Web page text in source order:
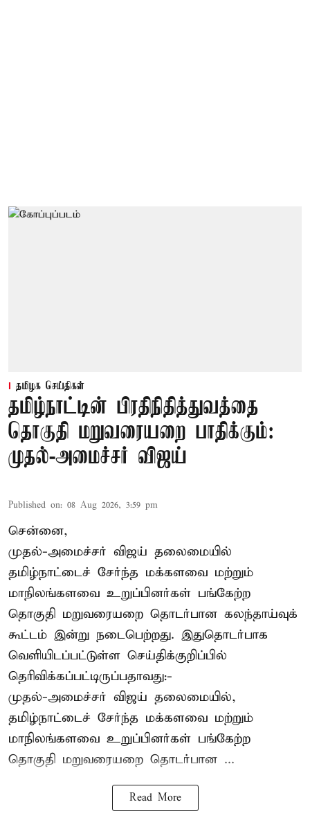
தமிழக செய்திகள்
தமிழ்நாட்டின் பிரதிநிதித்துவத்தை
தொகுதி மறுவரையறை பாதிக்கும்:
முதல்-அமைச்சர் விஜய்
Published on: 08 Aug 2026, 3:59 pm
சென்னை,
முதல்-அமைச்சர் விஜய் தலைமையில்
தமிழ்நாட்டைச் சேர்ந்த மக்களவை மற்றும்
மாநிலங்களவை உறுப்பினர்கள் பங்கேற்ற
தொகுதி மறுவரையறை தொடர்பான கலந்தாய்வுக்
கூட்டம் இன்று நடைபெற்றது. இதுதொடர்பாக
வெளியிடப்பட்டுள்ள செய்திக்குறிப்பில்
தெரிவிக்கப்பட்டிருப்பதாவது:-
முதல்-அமைச்சர் விஜய் தலைமையில்,
தமிழ்நாட்டைச் சேர்ந்த மக்களவை மற்றும்
மாநிலங்களவை உறுப்பினர்கள் பங்கேற்ற
தொகுதி மறுவரையறை தொடர்பான ...
Read More